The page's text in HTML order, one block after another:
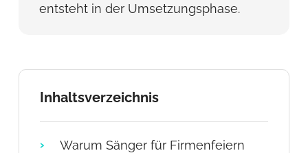
entsteht in der Umsetzungsphase.
Inhaltsverzeichnis
Warum Sänger für Firmenfeiern